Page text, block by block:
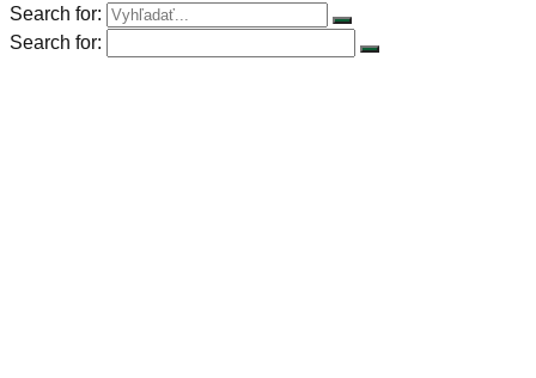
Search for:
Search for: